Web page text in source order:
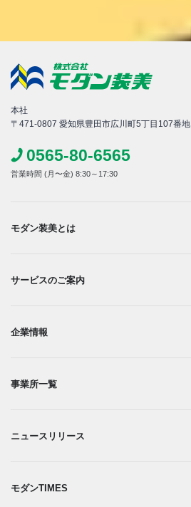
本社
〒471-0807 愛知県豊田市広川町5丁目107番地
0565-80-6565
営業時間 (月〜金) 8:30～17:30
モダン装美とは
サービスのご案内
企業情報
事業所一覧​
ニュースリリース
モダンTIMES